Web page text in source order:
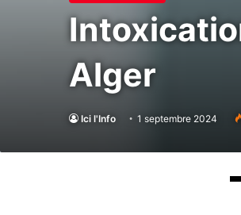
Alger
Ici l'Info 1 septembre 2024